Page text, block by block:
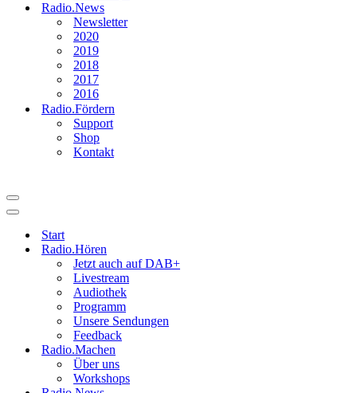
Radio.News
Newsletter
2020
2019
2018
2017
2016
Radio.Fördern
Support
Shop
Kontakt
Navigationsmenü
Navigationsmenü
Start
Radio.Hören
Jetzt auch auf DAB+
Livestream
Audiothek
Programm
Unsere Sendungen
Feedback
Radio.Machen
Über uns
Workshops